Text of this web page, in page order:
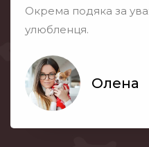
Окрема подяка за
улюбленця.
Олена